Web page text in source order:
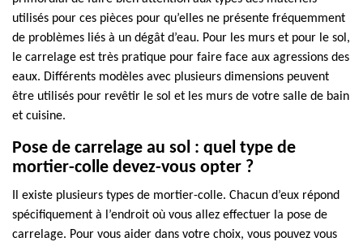
utilisés pour ces pièces pour qu’elles ne présente fréquemment
de problèmes liés à un dégât d’eau. Pour les murs et pour le sol,
le carrelage est très pratique pour faire face aux agressions des
eaux. Différents modèles avec plusieurs dimensions peuvent
être utilisés pour revêtir le sol et les murs de votre salle de bain
et cuisine.
Pose de carrelage au sol : quel type de
mortier-colle devez-vous opter ?
Il existe plusieurs types de mortier-colle. Chacun d’eux répond
spécifiquement à l’endroit où vous allez effectuer la pose de
carrelage. Pour vous aider dans votre choix, vous pouvez vous